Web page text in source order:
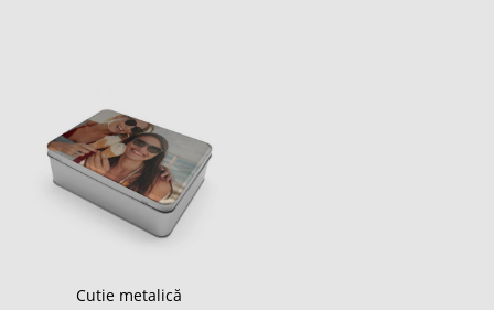
Cutie metalică